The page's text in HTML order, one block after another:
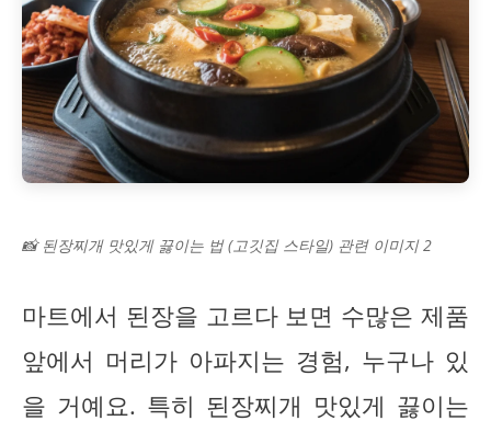
📸 된장찌개 맛있게 끓이는 법 (고깃집 스타일) 관련 이미지 2
마트에서 된장을 고르다 보면 수많은 제품
앞에서 머리가 아파지는 경험, 누구나 있
을 거예요. 특히 된장찌개 맛있게 끓이는